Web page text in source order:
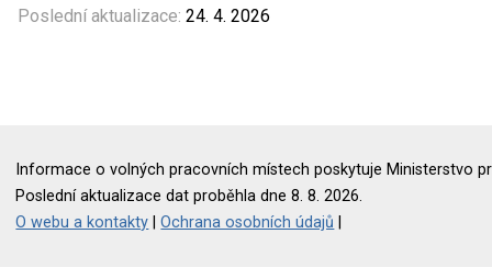
Poslední aktualizace: 24. 4. 2026
Informace o volných pracovních místech poskytuje Ministerstvo
Poslední aktualizace dat proběhla dne 8. 8. 2026.
O webu a kontakty |Ochrana osobních údajů